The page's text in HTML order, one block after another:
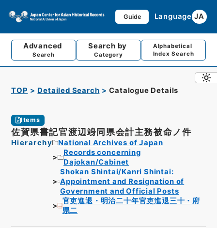
Guide Language JA
Advanced
Search
Search by
Category
Alphabetical
Index Search
TOP Detailed Search Catalogue Details
Items
佐賀県書記官渡辺竧同県会計主務被命ノ件
Hierarchy
National Archives of Japan
Records concerning
Dajokan/Cabinet
Shokan Shintai/Kanri Shintai:
Appointment and Resignation of
Government and Official Posts
官吏進退・明治二十年官吏進退三十・府
県二